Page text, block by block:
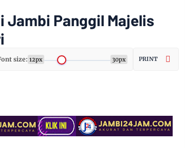
Jambi Panggil Majelis
size: 12px 30px PRINT